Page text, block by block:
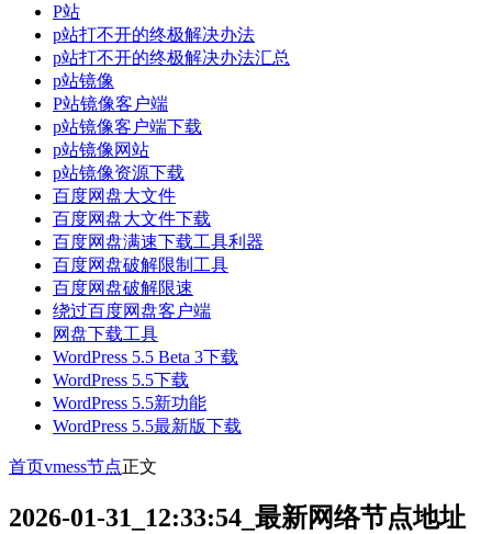
P站
p站打不开的终极解决办法
p站打不开的终极解决办法汇总
p站镜像
P站镜像客户端
p站镜像客户端下载
p站镜像网站
p站镜像资源下载
百度网盘大文件
百度网盘大文件下载
百度网盘满速下载工具利器
百度网盘破解限制工具
百度网盘破解限速
绕过百度网盘客户端
网盘下载工具
WordPress 5.5 Beta 3下载
WordPress 5.5下载
WordPress 5.5新功能
WordPress 5.5最新版下载
首页vmess节点正文
2026-01-31_12:33:54_最新网络节点地址